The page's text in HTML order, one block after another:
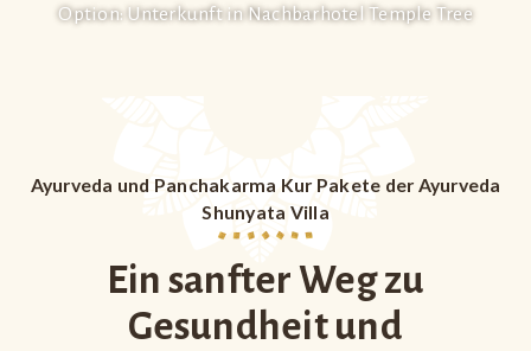
Option: Unterkunft in Nachbarhotel Temple Tree
Ayurveda und Panchakarma Kur Pakete der Ayurveda
Shunyata Villa
Ein sanfter Weg zu
Gesundheit und